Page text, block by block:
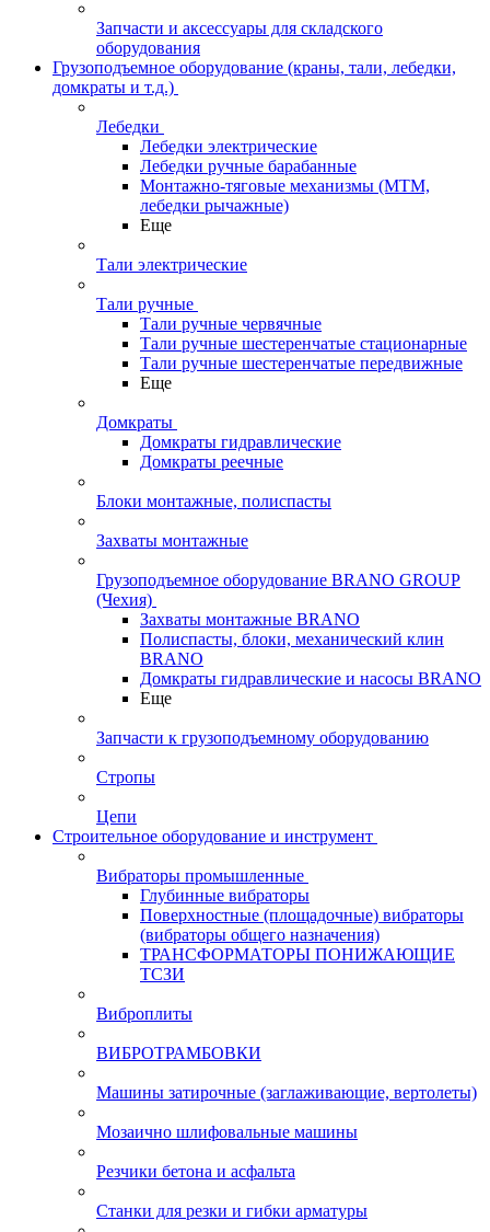
Запчасти и аксессуары для складского
оборудования
Грузоподъемное оборудование (краны, тали, лебедки,
домкраты и т.д.)
Лебедки
Лебедки электрические
Лебедки ручные барабанные
Монтажно-тяговые механизмы (МТМ,
лебедки рычажные)
Еще
Тали электрические
Тали ручные
Тали ручные червячные
Тали ручные шестеренчатые стационарные
Тали ручные шестеренчатые передвижные
Еще
Домкраты
Домкраты гидравлические
Домкраты реечные
Блоки монтажные, полиспасты
Захваты монтажные
Грузоподъемное оборудование BRANO GROUP
(Чехия)
Захваты монтажные BRANO
Полиспасты, блоки, механический клин
BRANO
Домкраты гидравлические и насосы BRANO
Еще
Запчасти к грузоподъемному оборудованию
Стропы
Цепи
Строительное оборудование и инструмент
Вибраторы промышленные
Глубинные вибраторы
Поверхностные (площадочные) вибраторы
(вибраторы общего назначения)
ТРАНСФОРМАТОРЫ ПОНИЖАЮЩИЕ
ТСЗИ
Виброплиты
ВИБРОТРАМБОВКИ
Машины затирочные (заглаживающие, вертолеты)
Мозаично шлифовальные машины
Резчики бетона и асфальта
Станки для резки и гибки арматуры